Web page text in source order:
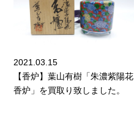
2021.03.15
【香炉】葉山有樹「朱濃紫陽花
香炉」を買取り致しました。